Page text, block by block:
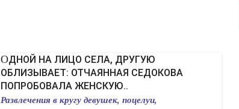
ОДНОЙ НА ЛИЦО СЕЛА, ДРУГУЮ
ОБЛИЗЫВАЕТ: ОТЧАЯННАЯ СЕДОКОВА
ПОПРОБОВАЛА ЖЕНСКУЮ..
Развлечения в кругу девушек, поцелуи,